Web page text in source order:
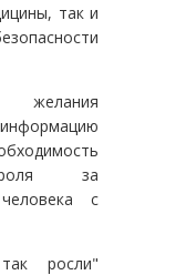
так и
желания
за
с
росли"